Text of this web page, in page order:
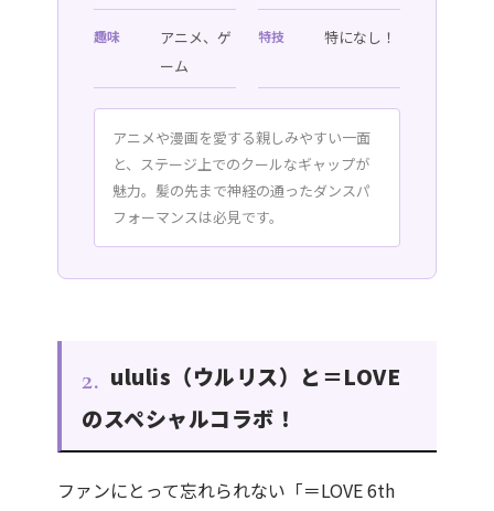
趣味
アニメ、ゲ
ーム
特技 特になし！
アニメや漫画を愛する親しみやすい一面
と、ステージ上でのクールなギャップが
魅力。髪の先まで神経の通ったダンスパ
フォーマンスは必見です。
2. ululis（ウルリス）と＝LOVE
のスペシャルコラボ！
ファンにとって忘れられない「＝LOVE 6th